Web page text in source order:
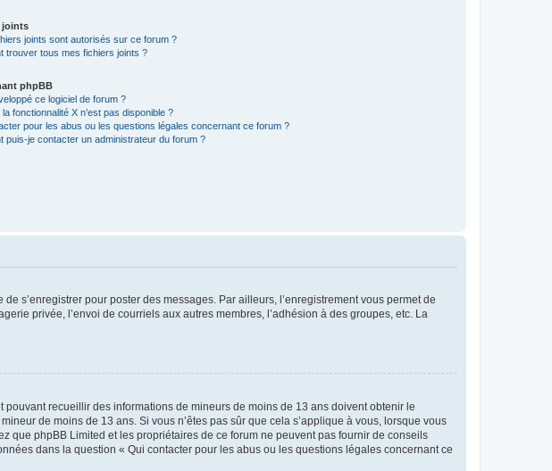
joints
joints sont autorisés sur ce forum ?
trouver tous mes fichiers joints ?
phpBB
ce logiciel de forum ?
la fonctionnalité X n’est pas disponible ?
pour les abus ou les questions légales concernant ce forum ?
puis-je contacter un administrateur du forum ?
s’enregistrer pour poster des messages. Par ailleurs, l’enregistrement vous permet de
privée, l’envoi de courriels aux autres membres, l’adhésion à des groupes, etc. La
recueillir des informations de mineurs de moins de 13 ans doivent obtenir le
de moins de 13 ans. Si vous n’êtes pas sûr que cela s’applique à vous, lorsque vous
que phpBB Limited et les propriétaires de ce forum ne peuvent pas fournir de conseils
dans la question « Qui contacter pour les abus ou les questions légales concernant ce